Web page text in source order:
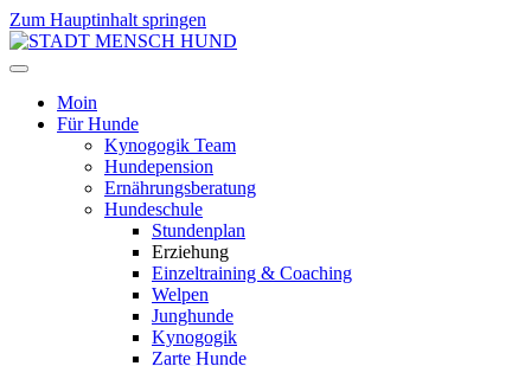
Zum Hauptinhalt springen
Moin
Für Hunde
Kynogogik Team
Hundepension
Ernährungsberatung
Hundeschule
Stundenplan
Erziehung
Einzeltraining & Coaching
Welpen
Junghunde
Kynogogik
Zarte Hunde